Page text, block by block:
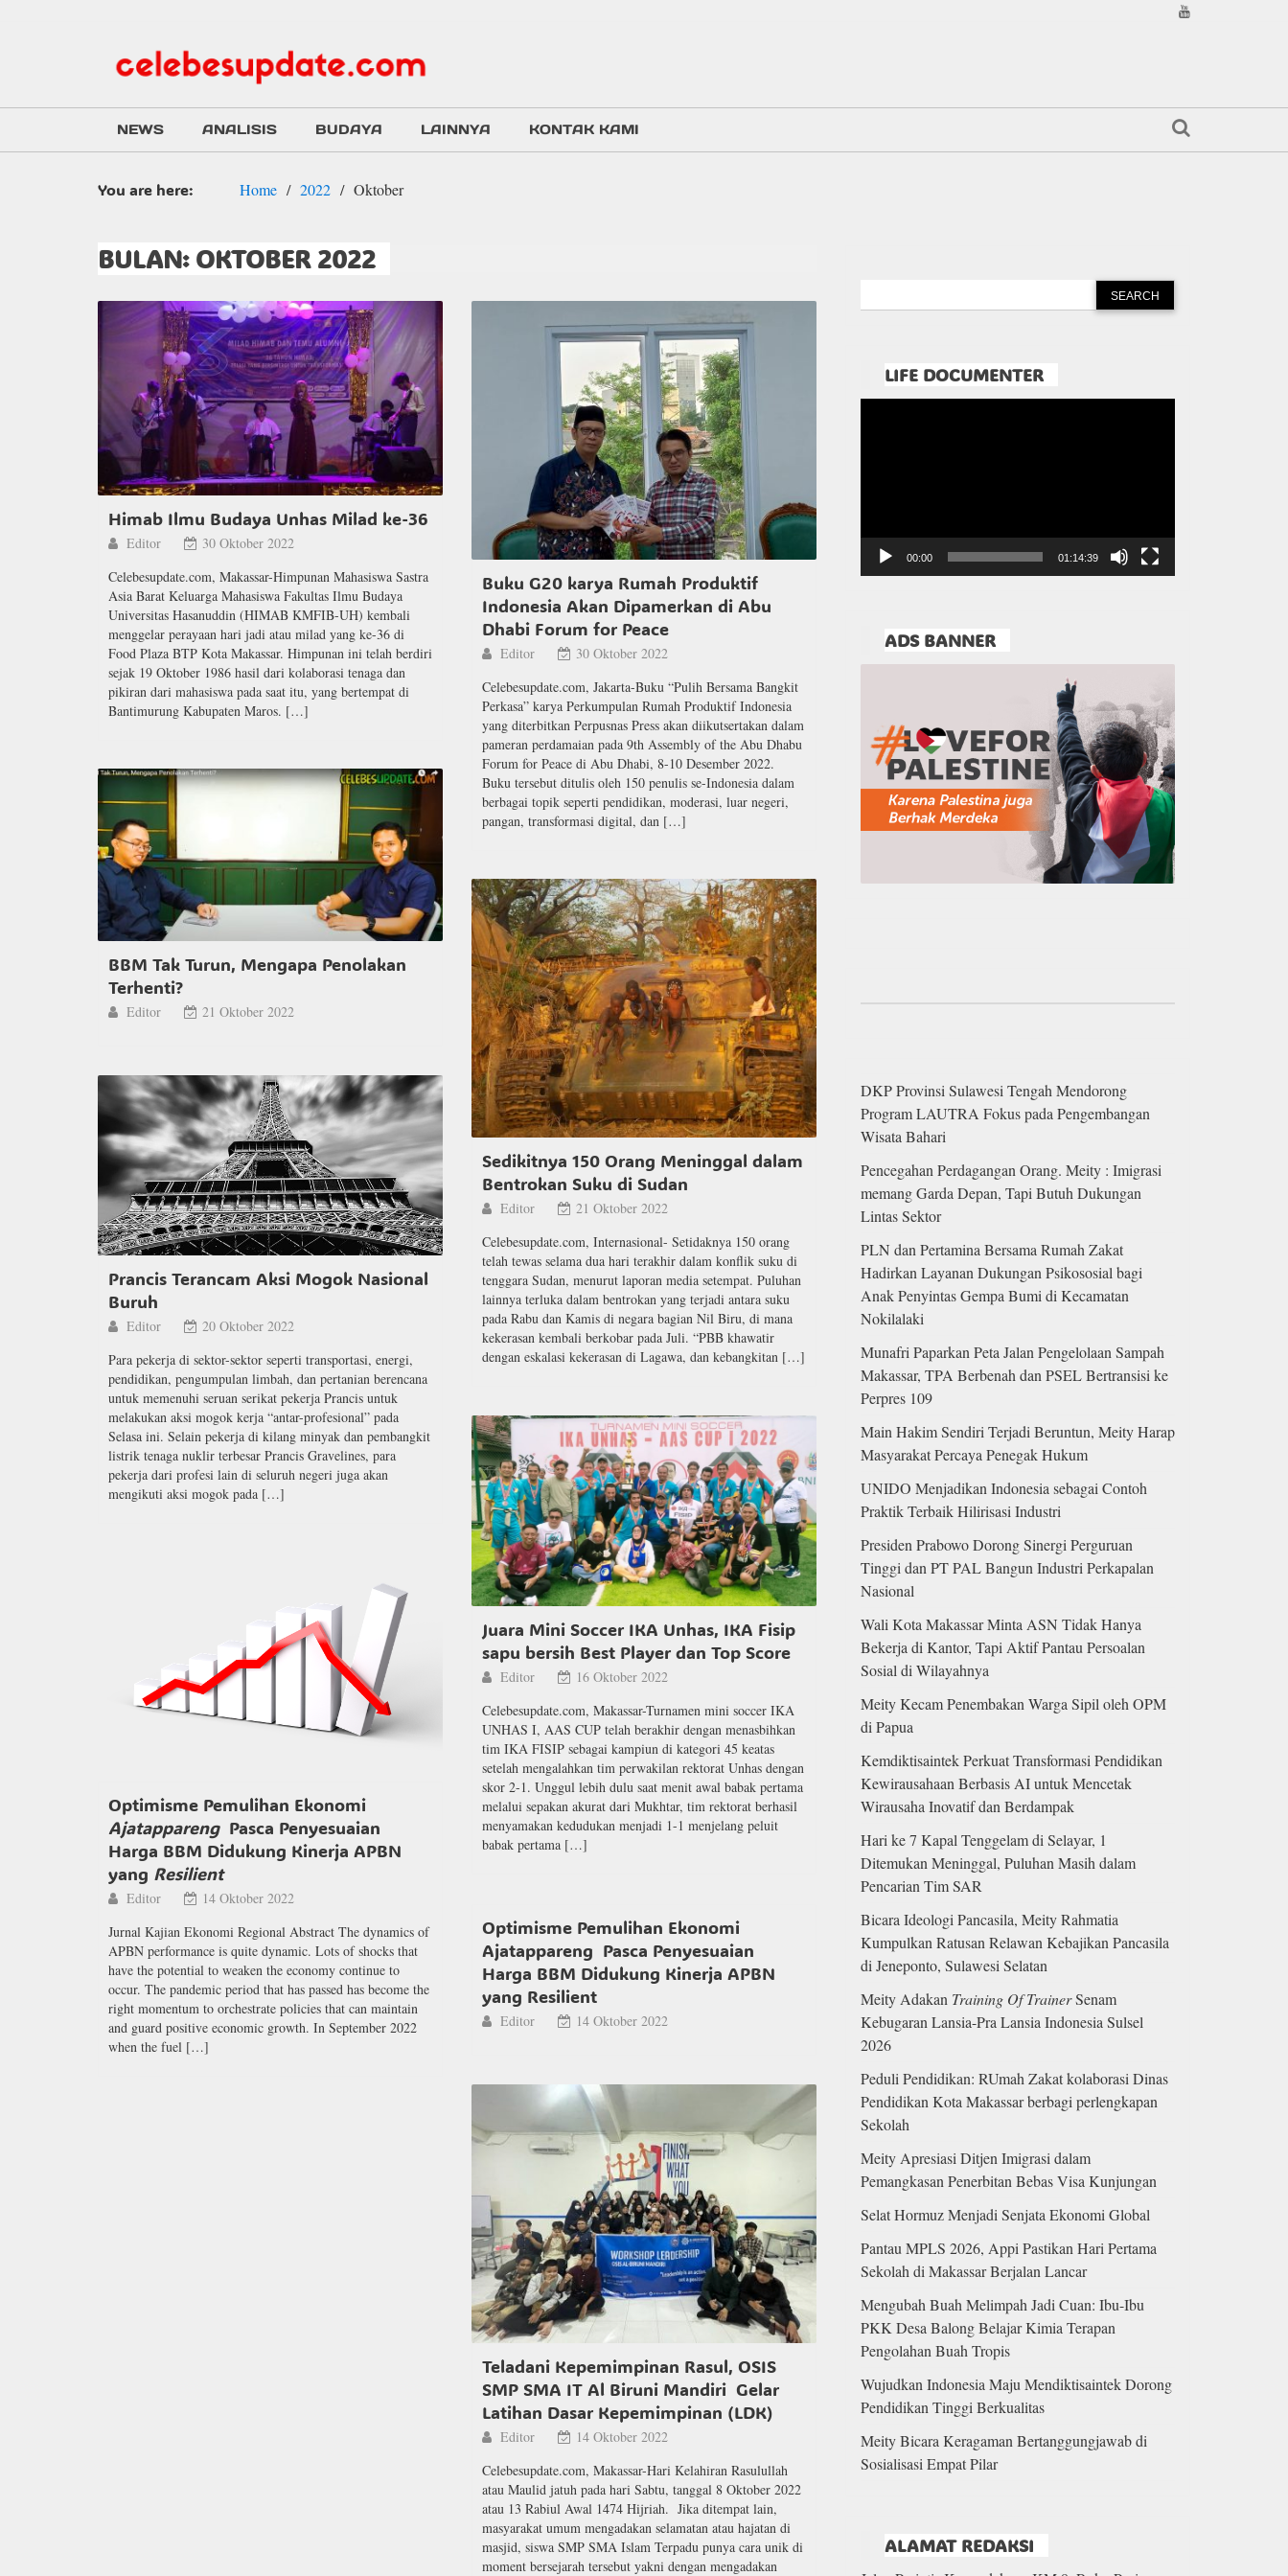
NEWS ANALISIS BUDAYA LAINNYA KONTAK KAMI
You are here: Home 2022 Oktober
BULAN: OKTOBER 2022
Himab Ilmu Budaya Unhas Milad ke-36
Editor
30 Oktober 2022
Celebesupdate.com, Makassar-Himpunan Mahasiswa Sastra
Asia Barat Keluarga Mahasiswa Fakultas Ilmu Budaya
Universitas Hasanuddin (HIMAB KMFIB-UH) kembali
menggelar perayaan hari jadi atau milad yang ke-36 di
Food Plaza BTP Kota Makassar. Himpunan ini telah berdiri
sejak 19 Oktober 1986 hasil dari kolaborasi tenaga dan
pikiran dari mahasiswa pada saat itu, yang bertempat di
Bantimurung Kabupaten Maros. […]
Buku G20 karya Rumah Produktif
Indonesia Akan Dipamerkan di Abu
Dhabi Forum for Peace
Editor
30 Oktober 2022
Celebesupdate.com, Jakarta-Buku “Pulih Bersama Bangkit
Perkasa” karya Perkumpulan Rumah Produktif Indonesia
yang diterbitkan Perpusnas Press akan diikutsertakan dalam
pameran perdamaian pada 9th Assembly of the Abu Dhabu
Forum for Peace di Abu Dhabi, 8-10 Desember 2022.
Buku tersebut ditulis oleh 150 penulis se-Indonesia dalam
berbagai topik seperti pendidikan, moderasi, luar negeri,
pangan, transformasi digital, dan […]
BBM Tak Turun, Mengapa Penolakan
Terhenti?
Editor 21 Oktober 2022
Sedikitnya 150 Orang Meninggal dalam
Bentrokan Suku di Sudan
Editor
21 Oktober 2022
Celebesupdate.com, Internasional- Setidaknya 150 orang
telah tewas selama dua hari terakhir dalam konflik suku di
tenggara Sudan, menurut laporan media setempat. Puluhan
lainnya terluka dalam bentrokan yang terjadi antara suku
pada Rabu dan Kamis di negara bagian Nil Biru, di mana
kekerasan kembali berkobar pada Juli. “PBB khawatir
dengan eskalasi kekerasan di Lagawa, dan kebangkitan […]
Prancis Terancam Aksi Mogok Nasional
Buruh
Editor
20 Oktober 2022
Para pekerja di sektor-sektor seperti transportasi, energi,
pendidikan, pengumpulan limbah, dan pertanian berencana
untuk memenuhi seruan serikat pekerja Prancis untuk
melakukan aksi mogok kerja “antar-profesional” pada
Selasa ini. Selain pekerja di kilang minyak dan pembangkit
listrik tenaga nuklir terbesar Prancis Gravelines, para
pekerja dari profesi lain di seluruh negeri juga akan
mengikuti aksi mogok pada […]
Juara Mini Soccer IKA Unhas, IKA Fisip
sapu bersih Best Player dan Top Score
Editor
16 Oktober 2022
Celebesupdate.com, Makassar-Turnamen mini soccer IKA
UNHAS I, AAS CUP telah berakhir dengan menasbihkan
tim IKA FISIP sebagai kampiun di kategori 45 keatas
setelah mengalahkan tim perwakilan rektorat Unhas dengan
skor 2-1. Unggul lebih dulu saat menit awal babak pertama
melalui sepakan akurat dari Mukhtar, tim rektorat berhasil
menyamakan kedudukan menjadi 1-1 menjelang peluit
babak pertama […]
Optimisme Pemulihan Ekonomi
AjatapparengPasca Penyesuaian
Harga BBM Didukung Kinerja APBN
yang Resilient
Editor
14 Oktober 2022
Jurnal Kajian Ekonomi Regional Abstract The dynamics of
APBN performance is quite dynamic. Lots of shocks that
have the potential to weaken the economy continue to
occur. The pandemic period that has passed has become the
right momentum to orchestrate policies that can maintain
and guard positive economic growth. In September 2022
when the fuel […]
Optimisme Pemulihan Ekonomi
Ajatappareng Pasca Penyesuaian
Harga BBM Didukung Kinerja APBN
yang Resilient
Editor 14 Oktober 2022
Teladani Kepemimpinan Rasul, OSIS
SMP SMA IT Al Biruni Mandiri Gelar
Latihan Dasar Kepemimpinan (LDK)
Editor
14 Oktober 2022
Celebesupdate.com, Makassar-Hari Kelahiran Rasulullah
atau Maulid jatuh pada hari Sabtu, tanggal 8 Oktober 2022
atau 13 Rabiul Awal 1474 Hijriah. Jika ditempat lain,
masyarakat umum mengadakan selamatan atau hajatan di
masjid, siswa SMP SMA Islam Terpadu punya cara unik di
moment bersejarah tersebut yakni dengan mengadakan
LIFE DOCUMENTER
00:00 01:14:39
ADS BANNER
DKP Provinsi Sulawesi Tengah Mendorong
Program LAUTRA Fokus pada Pengembangan
Wisata Bahari
Pencegahan Perdagangan Orang. Meity : Imigrasi
memang Garda Depan, Tapi Butuh Dukungan
Lintas Sektor
PLN dan Pertamina Bersama Rumah Zakat
Hadirkan Layanan Dukungan Psikososial bagi
Anak Penyintas Gempa Bumi di Kecamatan
Nokilalaki
Munafri Paparkan Peta Jalan Pengelolaan Sampah
Makassar, TPA Berbenah dan PSEL Bertransisi ke
Perpres 109
Main Hakim Sendiri Terjadi Beruntun, Meity Harap
Masyarakat Percaya Penegak Hukum
UNIDO Menjadikan Indonesia sebagai Contoh
Praktik Terbaik Hilirisasi Industri
Presiden Prabowo Dorong Sinergi Perguruan
Tinggi dan PT PAL Bangun Industri Perkapalan
Nasional
Wali Kota Makassar Minta ASN Tidak Hanya
Bekerja di Kantor, Tapi Aktif Pantau Persoalan
Sosial di Wilayahnya
Meity Kecam Penembakan Warga Sipil oleh OPM
di Papua
Kemdiktisaintek Perkuat Transformasi Pendidikan
Kewirausahaan Berbasis AI untuk Mencetak
Wirausaha Inovatif dan Berdampak
Hari ke 7 Kapal Tenggelam di Selayar, 1
Ditemukan Meninggal, Puluhan Masih dalam
Pencarian Tim SAR
Bicara Ideologi Pancasila, Meity Rahmatia
Kumpulkan Ratusan Relawan Kebajikan Pancasila
di Jeneponto, Sulawesi Selatan
Meity Adakan Training Of TrainerSenam
Kebugaran Lansia-Pra Lansia Indonesia Sulsel
2026
Peduli Pendidikan: RUmah Zakat kolaborasi Dinas
Pendidikan Kota Makassar berbagi perlengkapan
Sekolah
Meity Apresiasi Ditjen Imigrasi dalam
Pemangkasan Penerbitan Bebas Visa Kunjungan
Selat Hormuz Menjadi Senjata Ekonomi Global
Pantau MPLS 2026, Appi Pastikan Hari Pertama
Sekolah di Makassar Berjalan Lancar
Mengubah Buah Melimpah Jadi Cuan: Ibu-Ibu
PKK Desa Balong Belajar Kimia Terapan
Pengolahan Buah Tropis
Wujudkan Indonesia Maju Mendiktisaintek Dorong
Pendidikan Tinggi Berkualitas
Meity Bicara Keragaman Bertanggungjawab di
Sosialisasi Empat Pilar
ALAMAT REDAKSI